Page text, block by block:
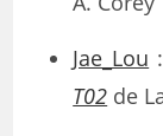
Jae_Lou :
T02 de